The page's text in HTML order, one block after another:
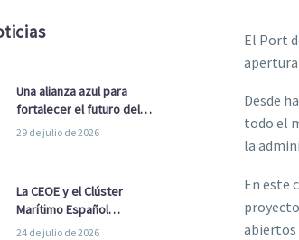
Una alianza azul para
fortalecer el futuro del
sector marítimo
29 de julio de 2026
La CEOE y el Clúster
Marítimo Español
refuerzan su alianza para
24 de julio de 2026
El Port
Desde
todo el
la
En este